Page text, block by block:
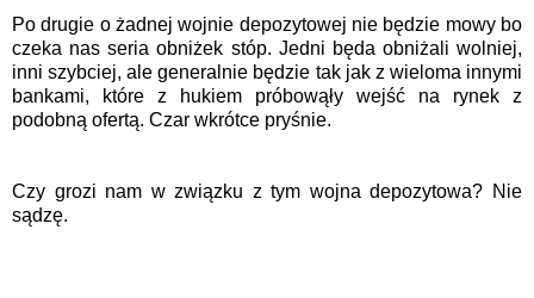
Po drugie o żadnej wojnie depozytowej nie będzie mowy bo
czeka nas seria obniżek stóp. Jedni będa obniżali wolniej,
inni szybciej, ale generalnie będzie tak jak z wieloma innymi
bankami, które z hukiem próbowąły wejść na rynek z
podobną ofertą. Czar wkrótce pryśnie.
Czy grozi nam w związku z tym wojna depozytowa? Nie
sądzę.